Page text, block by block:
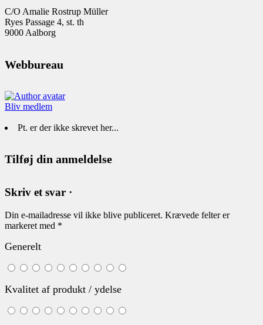
C/O Amalie Rostrup Müller
Ryes Passage 4, st. th
9000 Aalborg
Webbureau
Bliv medlem
Pt. er der ikke skrevet her...
Tilføj din anmeldelse
Skriv et svar ·
Din e-mailadresse vil ikke blive publiceret. Krævede felter er
markeret med *
Generelt
Kvalitet af produkt / ydelse